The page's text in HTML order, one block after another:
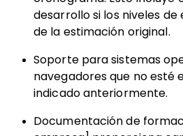
desarrollo si los niveles de
de la estimación original.
Soporte para sistemas
navegadores que no esté
indicado anteriormente.
Documentación de